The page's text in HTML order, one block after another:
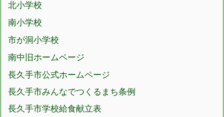
北小学校
南小学校
市が洞小学校
南中旧ホームページ
長久手市公式ホームページ
長久手市みんなでつくるまち条例
長久手市学校給食献立表